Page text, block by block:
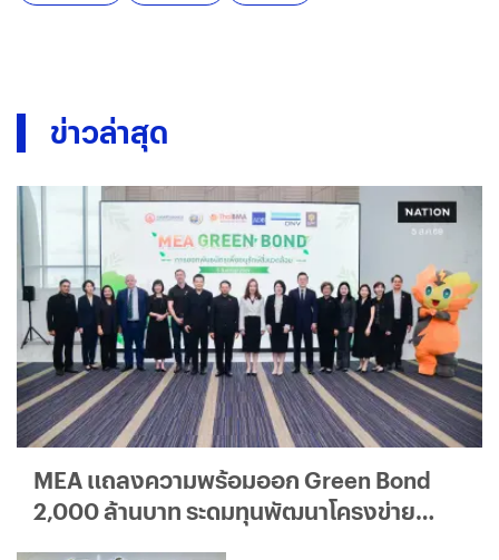
ข่าวล่าสุด
MEA แถลงความพร้อมออก Green Bond
2,000 ล้านบาท ระดมทุนพัฒนาโครงข่าย